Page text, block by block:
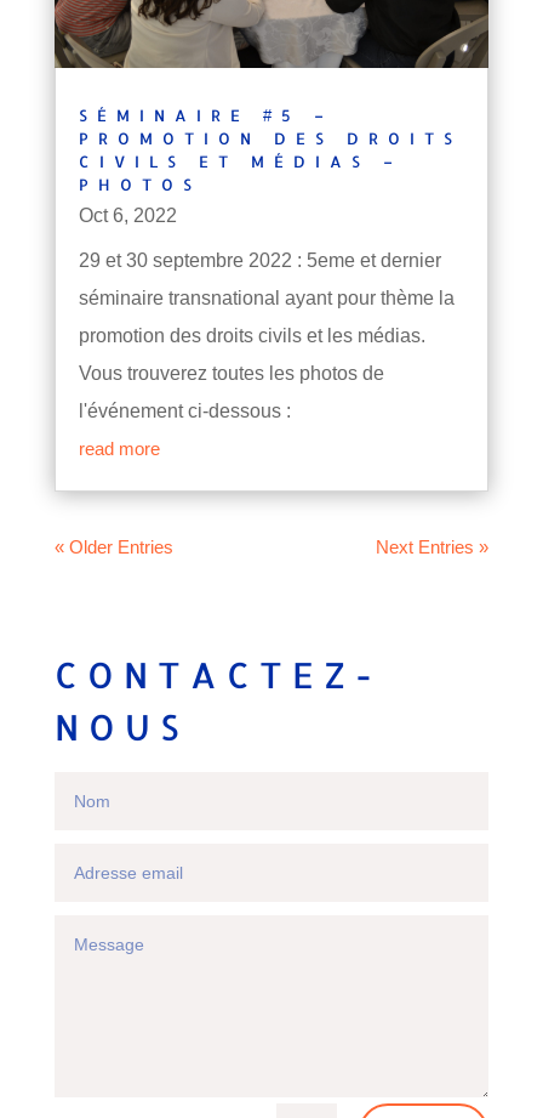
SÉMINAIRE #5 –
PROMOTION DES DROITS
CIVILS ET MÉDIAS –
PHOTOS
Oct 6, 2022
29 et 30 septembre 2022 : 5eme et dernier
séminaire transnational ayant pour thème la
promotion des droits civils et les médias.
Vous trouverez toutes les photos de
l'événement ci-dessous :
read more
« Older Entries Next Entries »
CONTACTEZ-
NOUS